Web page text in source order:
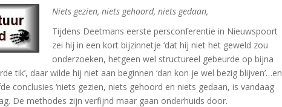
Niets gezien, niets gehoord, niets gedaan,
Tijdens Deetmans eerste persconferentie in Nieuwspoort
zei hij in een kort bijzinnetje ‘dat hij niet het geweld zou
onderzoeken, hetgeen wel structureel gebeurde op bijna
tik’, daar wilde hij niet aan beginnen ‘dan kon je wel bezig blijven’…en
conclusies ‘niets gezien, niets gehoord en niets gedaan, is vandaag
De methodes zijn verfijnd maar gaan onderhuids door.